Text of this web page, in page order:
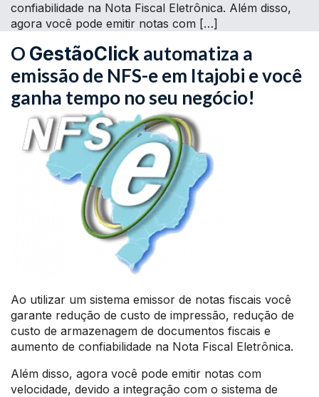
confiabilidade na Nota Fiscal Eletrônica. Além disso,
agora você pode emitir notas com […]
O GestãoClick automatiza a
emissão de NFS-e em Itajobi e você
ganha tempo no seu negócio!
Ao utilizar um sistema emissor de notas fiscais você
garante redução de custo de impressão, redução de
custo de armazenagem de documentos fiscais e
aumento de confiabilidade na Nota Fiscal Eletrônica.
Além disso, agora você pode emitir notas com
velocidade, devido a integração com o sistema de